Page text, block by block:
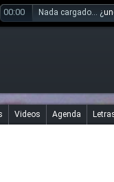
00:00 Nada cargado... ¿
Videos Agenda